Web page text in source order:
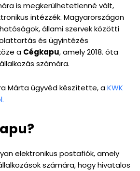
is megkerülhetetlenné vált,
intézzék. Magyarországon
állami szervek közötti
és ügyintézés
a Cégkapu, amely 2018. óta
számára.
Márta ügyvéd készítette, aKWK
elektronikus postafiók, amely
számára, hogy hivatalos